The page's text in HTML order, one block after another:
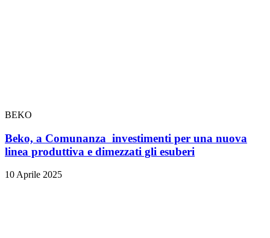
BEKO
Beko, a Comunanza investimenti per una nuova
linea produttiva e dimezzati gli esuberi
10 Aprile 2025